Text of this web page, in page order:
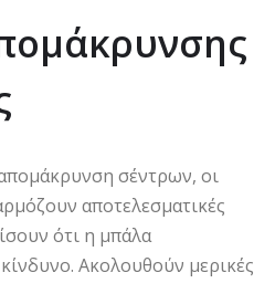
σέντρων, οι
αποτελεσματικές
ότι η μπάλα
Ακολουθούν μερικές